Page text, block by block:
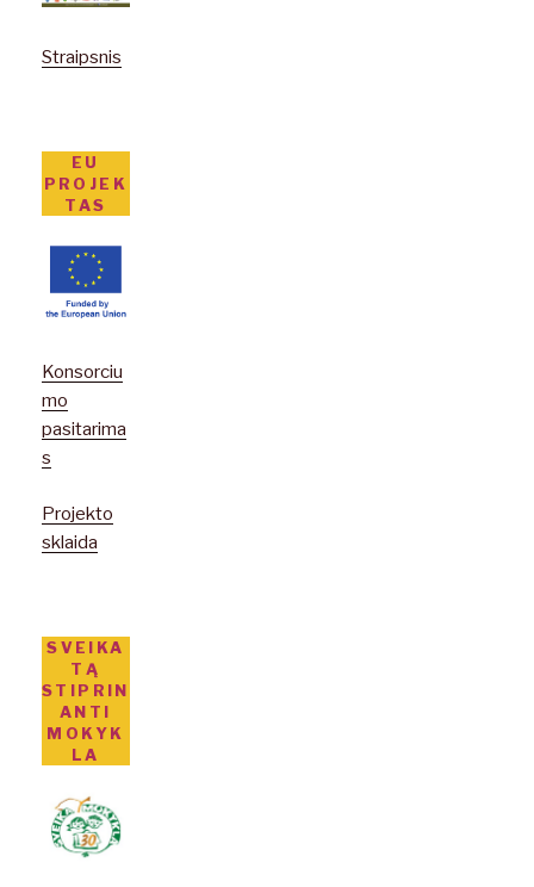
Straipsnis
EU
PROJEK
TAS
Konsorciu
mo
pasitarima
s
Projekto
sklaida
SVEIKA
TĄ
STIPRIN
ANTI
MOKYK
LA